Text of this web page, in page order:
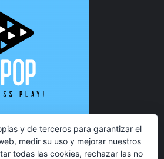
y de terceros para garantizar el
medir su uso y mejorar nuestros
todas las cookies, rechazar las no